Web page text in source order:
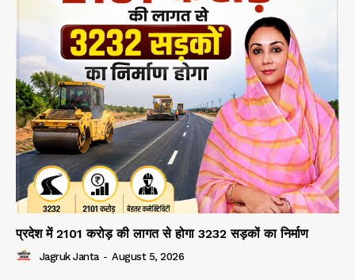
प्रदेश में 2101 करोड़ की लागत से होगा 3232 सड़कों का निर्माण
Jagruk Janta - August 5, 2026